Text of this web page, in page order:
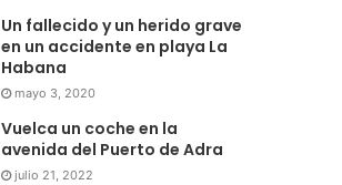
Un fallecido y un herido grave
en un accidente en playa La
Habana
mayo 3, 2020
Vuelca un coche en la
avenida del Puerto de Adra
julio 21, 2022